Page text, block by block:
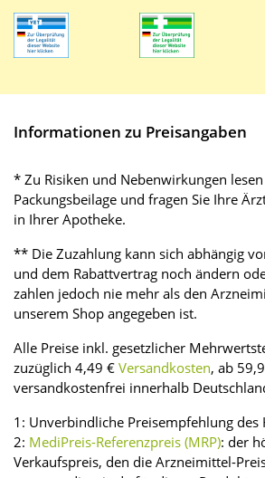
Informationen zu Preisangaben
* Zu Risiken und Nebenwirkungen lesen
Packungsbeilage und fragen Sie Ihre
in Ihrer Apotheke.
** Die Zuzahlung kann sich abhängig
und dem Rabattvertrag noch ändern
zahlen jedoch nie mehr als den
unserem Shop angegeben ist.
Alle Preise inkl. gesetzlicher
zuzüglich 4,49 € Versandkosten, ab
versandkostenfrei innerhalb
1: Unverbindliche Preisempfehlung des
2: MediPreis-Referenzpreis (MRP): der
Verkaufspreis, den die Arzneimittel-